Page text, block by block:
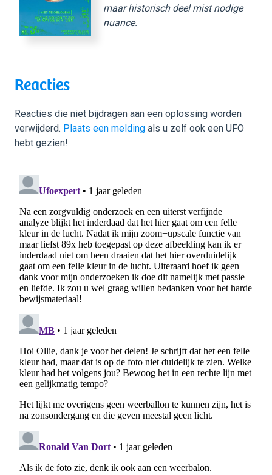
maar historisch deel mist nodige
nuance.
Reacties
Reacties die niet bijdragen aan een oplossing worden
verwijderd. Plaats een melding als u zelf ook een UFO
hebt gezien!